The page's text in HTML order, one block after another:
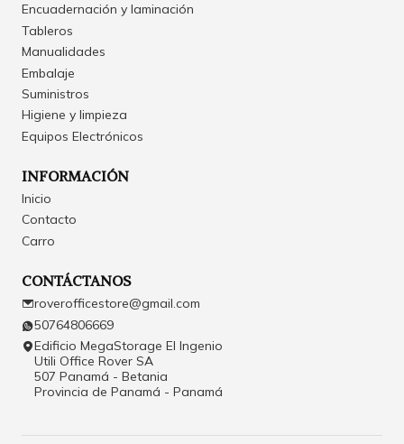
Encuadernación y laminación
Tableros
Manualidades
Embalaje
Suministros
Higiene y limpieza
Equipos Electrónicos
INFORMACIÓN
Inicio
Contacto
Carro
CONTÁCTANOS
roverofficestore@gmail.com
50764806669
Edificio MegaStorage El Ingenio
Utili Office Rover SA
507 Panamá - Betania
Provincia de Panamá - Panamá